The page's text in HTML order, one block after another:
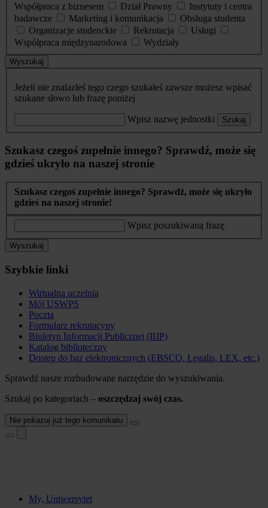
Współpraca z biznesem
Dział Prawny
Instytuty i centra
badawcze
Marketing i komunikacja
Obsługa studenta
Organizacje studenckie
Rekrutacja
Usługi
Współpraca międzynarodowa
Wydziały
Wyszukaj
Jeżeli nie znalazłeś tego czego szukałeś zawsze możesz wpisać
szukane słowo lub frazę poniżej
Wpisz nazwę jednostki Szukaj
Szukasz czegoś zupełnie innego? Sprawdź, może się
gdzieś ukryło na naszej stronie
Szukasz czegoś zupełnie innego? Sprawdź, może się ukryło
gdzieś na naszej stronie!
Wpisz poszukiwaną frazę
Wyszukaj
Szybkie linki
Wirtualna uczelnia
Mój USWPS
Poczta
Formularz rekrutacyny
Biuletyn Informacji Publicznej (BIP)
Katalog biblioteczny
Dostęp do baz elektronicznych (EBSCO, Legalis, LEX, etc.)
Sprawdź nasze rozbudowane narzędzie do wyszukiwania.
Szukaj po kategoriach – oszczędzaj swój czas.
Nie pokazuj już tego komunikatu
My, Uniwersytet